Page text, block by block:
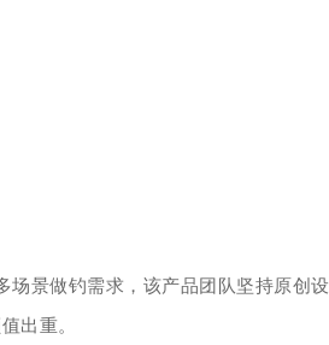
景做钓需求，该产品团队坚持原创设
出重。